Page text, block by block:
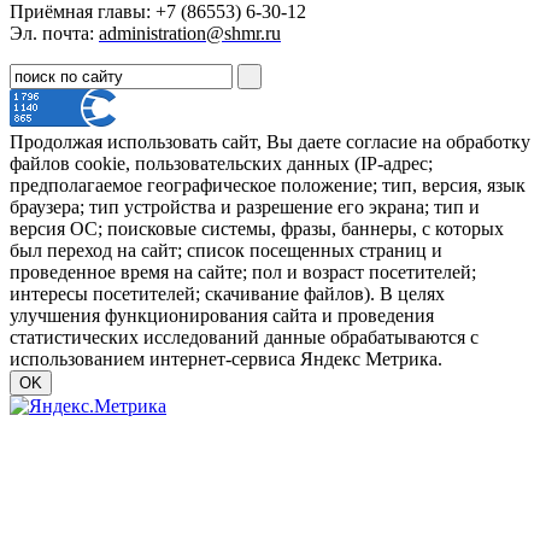
Приёмная главы: +7 (86553) 6-30-12
Эл. почта: administration@shmr.ru
Продолжая использовать сайт, Вы даете согласие на обработку
файлов cookie, пользовательских данных (IP-адрес;
предполагаемое географическое положение; тип, версия, язык
браузера; тип устройства и разрешение его экрана; тип и
версия ОС; поисковые системы, фразы, баннеры, с которых
был переход на сайт; список посещенных страниц и
проведенное время на сайте; пол и возраст посетителей;
интересы посетителей; скачивание файлов). В целях
улучшения функционирования сайта и проведения
статистических исследований данные обрабатываются с
использованием интернет-сервиса Яндекс Метрика.
OK